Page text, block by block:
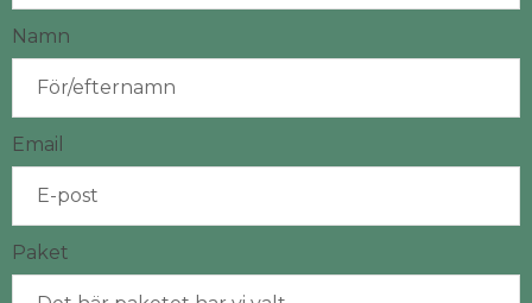
Namn
Email
Paket